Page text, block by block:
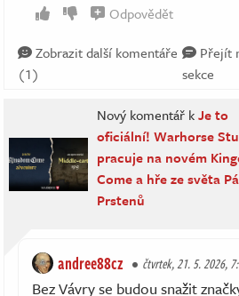
Odpovědět
Zobrazit další komentáře
(1)
Přejít
sekce
Nový komentář kJe to
oficiální! Warhorse
pracuje na novém
Come a hře ze světa
Prstenů
andree88cz čtvrtek, 21. 5. 2026,
Bez Vávry se budou snažit